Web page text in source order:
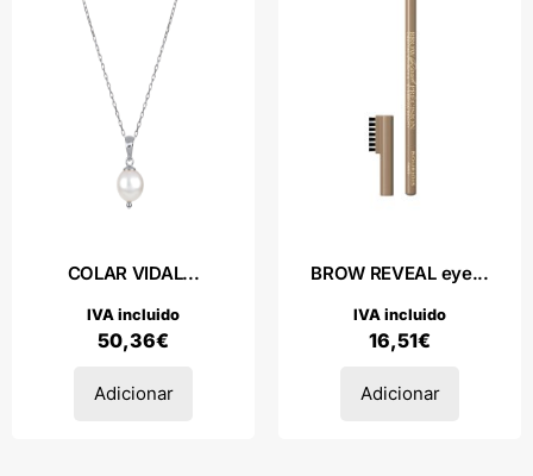
COLAR VIDAL...
50,36€
IVA incluido
Adicionar
BROW REVEAL eye...
16,51€
IVA incluido
Adicionar